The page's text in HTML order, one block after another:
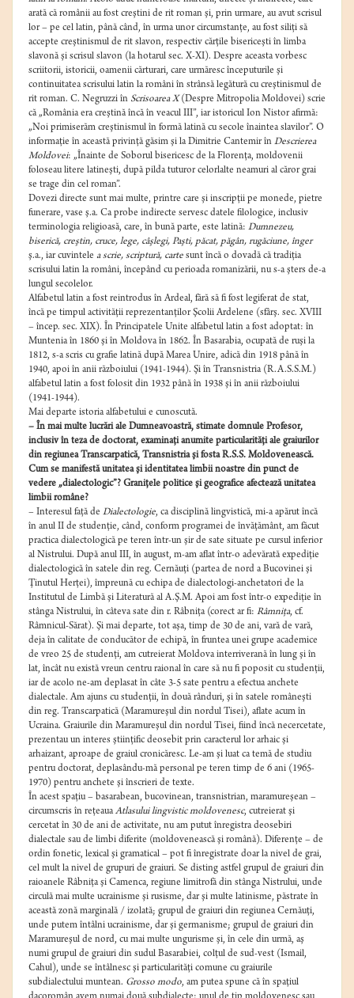
arată că românii au fost creştini de rit roman şi, prin urmare, au avut scrisul
lor – pe cel latin, până când, în urma unor circumstanţe, au fost siliţi să
accepte creştinismul de rit slavon, respectiv cărţile bisericeşti în limba
slavonă şi scrisul slavon (la hotarul sec. X-XI). Despre aceasta vorbesc
scriitorii, istoricii, oamenii cărturari, care urmăresc începuturile şi
continuitatea scrisului latin la români în strânsă legătură cu creştinismul de
rit roman. C. Negruzzi în Scrisoarea X(Despre Mitropolia Moldovei) scrie
că „România era creştină încă în veacul III”, iar istoricul Ion Nistor afirmă:
„Noi primiserăm creştinismul în formă latină cu secole înaintea slavilor”. O
informaţie în această privinţă găsim şi la Dimitrie Cantemir în Descrierea
Moldovei: „Înainte de Soborul bisericesc de la Florenţa, moldovenii
foloseau litere latineşti, după pilda tuturor celorlalte neamuri al căror grai
se trage din cel roman”.
Dovezi directe sunt mai multe, printre care şi inscripţii pe monede, pietre
funerare, vase ş.a. Ca probe indirecte servesc datele filologice, inclusiv
terminologia religioasă, care, în bună parte, este latină: Dumnezeu,
biserică, creştin, cruce, lege, câşlegi, Paşti, păcat, păgân, rugăciune, înger
ş.a., iar cuvintele a scrie, scriptură, carte sunt încă o dovadă că tradiţia
scrisului latin la români, începând cu perioada romanizării, nu s-a şters de-a
lungul secolelor.
Alfabetul latin a fost reintrodus în Ardeal, fără să fi fost legiferat de stat,
încă pe timpul activităţii reprezentanţilor Şcolii Ardelene (sfârş. sec. XVIII
– încep. sec. XIX). În Principatele Unite alfabetul latin a fost adoptat: în
Muntenia în 1860 şi în Moldova în 1862. În Basarabia, ocupată de ruşi la
1812, s-a scris cu grafie latină după Marea Unire, adică din 1918 până în
1940, apoi în anii războiului (1941-1944). Şi în Transnistria (R.A.S.S.M.)
alfabetul latin a fost folosit din 1932 până în 1938 şi în anii războiului
(1941-1944).
Mai departe istoria alfabetului e cunoscută.
– În mai multe lucrări ale Dumneavoastră, stimate domnule Profesor,
inclusiv în teza de doctorat, examinaţi anumite particularităţi ale graiurilor
din regiunea Transcarpatică, Transnistria şi fosta R.S.S. Moldovenească.
Cum se manifestă unitatea şi identitatea limbii noastre din punct de
vedere „dialectologic”? Graniţele politice şi geografice afectează unitatea
limbii române?
– Interesul faţă de Dialectologie, ca disciplină lingvistică, mi-a apărut încă
în anul II de studenţie, când, conform programei de învăţământ, am făcut
practica dialectologică pe teren într-un şir de sate situate pe cursul inferior
al Nistrului. După anul III, în august, m-am aflat într-o adevărată expediţie
dialectologică în satele din reg. Cernăuţi (partea de nord a Bucovinei şi
Ţinutul Herţei), împreună cu echipa de dialectologi-anchetatori de la
Institutul de Limbă şi Literatură al A.Ş.M. Apoi am fost într-o expediţie în
stânga Nistrului, în câteva sate din r. Râbniţa (corect ar fi: Râmniţa, cf.
Râmnicul-Sărat). Şi mai departe, tot aşa, timp de 30 de ani, vară de vară,
deja în calitate de conducător de echipă, în fruntea unei grupe academice
de vreo 25 de studenţi, am cutreierat Moldova interriverană în lung şi în
lat, încât nu există vreun centru raional în care să nu fi poposit cu studenţii,
iar de acolo ne-am deplasat în câte 3-5 sate pentru a efectua anchete
dialectale. Am ajuns cu studenţii, în două rânduri, şi în satele româneşti
din reg. Transcarpatică (Maramureşul din nordul Tisei), aflate acum în
Ucraina. Graiurile din Maramureşul din nordul Tisei, fiind încă necercetate,
prezentau un interes ştiinţific deosebit prin caracterul lor arhaic şi
arhaizant, aproape de graiul cronicăresc. Le-am şi luat ca temă de studiu
pentru doctorat, deplasându-mă personal pe teren timp de 6 ani (1965-
1970) pentru anchete şi înscrieri de texte.
În acest spaţiu – basarabean, bucovinean, transnistrian, maramureşean –
circumscris în reţeaua Atlasului lingvistic moldovenesc, cutreierat şi
cercetat în 30 de ani de activitate, nu am putut înregistra deosebiri
dialectale sau de limbi diferite (moldovenească şi română). Diferenţe – de
ordin fonetic, lexical şi gramatical – pot fi înregistrate doar la nivel de grai,
cel mult la nivel de grupuri de graiuri. Se disting astfel grupul de graiuri din
raioanele Râbniţa şi Camenca, regiune limitrofă din stânga Nistrului, unde
circulă mai multe ucrainisme şi rusisme, dar şi multe latinisme, păstrate în
această zonă marginală / izolată; grupul de graiuri din regiunea Cernăuţi,
unde putem întâlni ucrainisme, dar şi germanisme; grupul de graiuri din
Maramureşul de nord, cu mai multe ungurisme şi, în cele din urmă, aş
numi grupul de graiuri din sudul Basarabiei, colţul de sud-vest (Ismail,
Cahul), unde se întâlnesc şi particularităţi comune cu graiurile
subdialectului muntean. Grosso modo, am putea spune că în spaţiul